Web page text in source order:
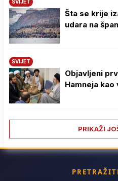
SVIJET
Šta se krije
udara na
SVIJET
Objavljeni
Hamneja
PRIKAŽI